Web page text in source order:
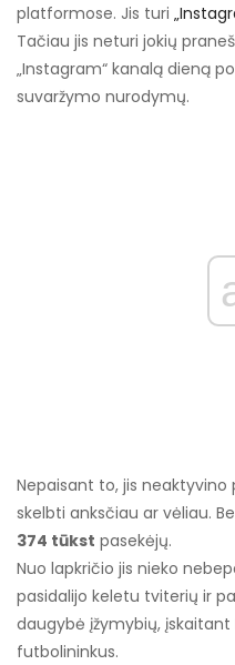
platformose. Jis turi
Tačiau jis neturi jokių
„Instagram“ kanalą dieną
suvaržymo nurodymų.
Nepaisant to, jis neaktyvino
skelbti anksčiau ar vėliau.
374 tūkst pasekėjų.
Nuo lapkričio jis nieko
pasidalijo keletu tviterių ir
daugybė įžymybių, įskaitant
futbolininkus.